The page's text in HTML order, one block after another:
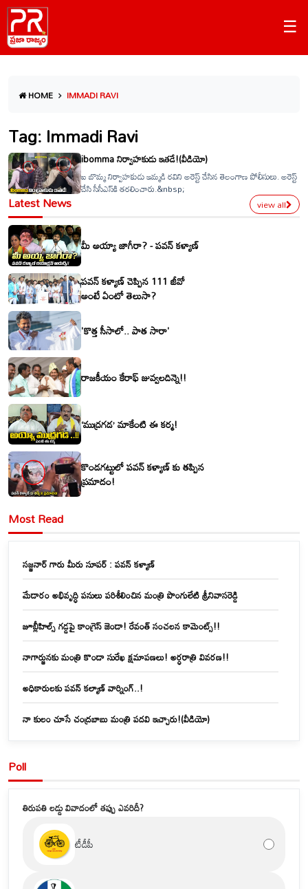
☰
HOME IMMADI RAVI
Tag: Immadi Ravi
ibomma నిర్వాహకుడు ఇతడే!(వీడియో)
ఐ బొమ్మ నిర్వాహకుడు ఇమ్మడి రవిని అరెస్ట్ చేసిన తెలంగాణ పోలీసులు. అరెస్ట్
చేసి సీసీఎస్‌కి తరలించారు.&nbsp;
Latest News view all
మీ అయ్యా జాగీరా? - పవన్ కళ్యాణ్
పవన్ కళ్యాణ్ చెప్పిన 111 జీవో
అంటే ఏంటో తెలుసా?
'కొత్త సీసాలో.. పాత సారా'
రాజకీయం కేరాఫ్ జువ్వలదిన్నె!!
‘ముద్రగడ’ మాకేంటి ఈ కర్మ!
కొండగట్టులో పవన్ కళ్యాణ్ కు తప్పిన
ప్రమాదం!
Most Read
సజ్జనార్ గారు మీరు సూపర్ : పవన్ కళ్యాణ్
మేడారం అభివృద్ధి పనులు పరిశీలించిన మంత్రి పొంగులేటి శ్రీనివాసరెడ్డి
జూబ్లీహిల్స్‌ గడ్డపై కాంగ్రెస్ జెండా! రేవంత్ సంచలన కామెంట్స్!!
నాగార్జునకు మంత్రి కొండా సురేఖ క్షమాపణలు! అర్ధరాత్రి వివరణ!!
అధికారులకు పవన్ కల్యాణ్ వార్నింగ్..!
నా కులం చూసే చంద్రబాబు మంత్రి పదవి ఇచ్చారు!(వీడియో)
Poll
తిరుపతి లడ్డు వివాదంలో తప్పు ఎవరిదీ?
టీడీపీ